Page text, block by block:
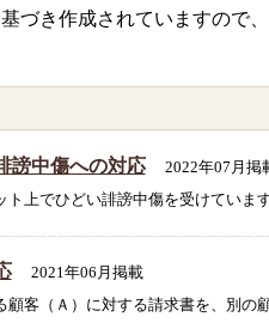
づき作成されていますので
謗中傷への対応 2022年07月掲
上でひどい誹謗中傷を受けていま
2021年06月掲載
客（Ａ）に対する請求書を、別の